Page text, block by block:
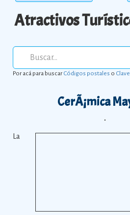
Atractivos
Por acá para buscarCódigos postales o
CerÃ¡mica
La